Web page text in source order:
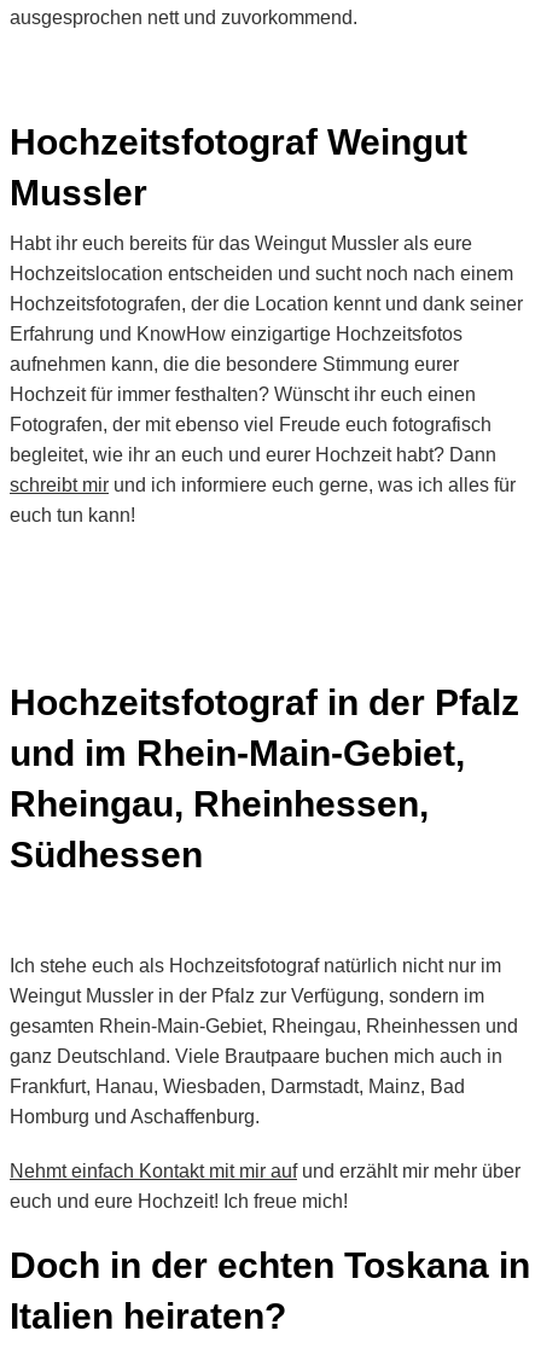
ausgesprochen nett und zuvorkommend.
Hochzeitsfotograf Weingut
Mussler
Habt ihr euch bereits für das Weingut Mussler als eure
Hochzeitslocation entscheiden und sucht noch nach einem
Hochzeitsfotografen, der die Location kennt und dank seiner
Erfahrung und KnowHow einzigartige Hochzeitsfotos
aufnehmen kann, die die besondere Stimmung eurer
Hochzeit für immer festhalten? Wünscht ihr euch einen
Fotografen, der mit ebenso viel Freude euch fotografisch
begleitet, wie ihr an euch und eurer Hochzeit habt? Dann
schreibt mir und ich informiere euch gerne, was ich alles für
euch tun kann!
Hochzeitsfotograf in der Pfalz
und im Rhein-Main-Gebiet,
Rheingau, Rheinhessen,
Südhessen
Ich stehe euch als Hochzeitsfotograf natürlich nicht nur im
Weingut Mussler in der Pfalz zur Verfügung, sondern im
gesamten Rhein-Main-Gebiet, Rheingau, Rheinhessen und
ganz Deutschland. Viele Brautpaare buchen mich auch in
Frankfurt, Hanau, Wiesbaden, Darmstadt, Mainz, Bad
Homburg und Aschaffenburg.
Nehmt einfach Kontakt mit mir aufund erzählt mir mehr über
euch und eure Hochzeit! Ich freue mich!
Doch in der echten Toskana in
Italien heiraten?